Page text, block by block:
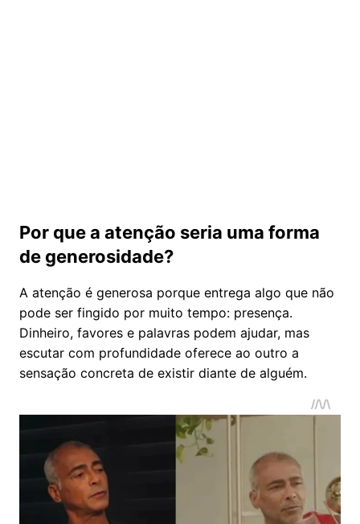
Por que a atenção seria uma forma
de generosidade?
A atenção é generosa porque entrega algo que não
pode ser fingido por muito tempo: presença.
Dinheiro, favores e palavras podem ajudar, mas
escutar com profundidade oferece ao outro a
sensação concreta de existir diante de alguém.